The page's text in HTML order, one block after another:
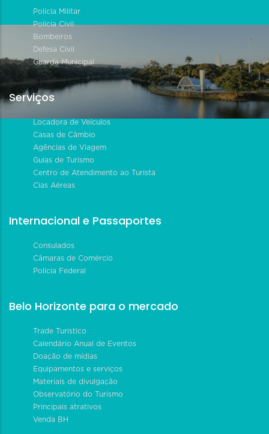
Polícia Militar
Polícia Civil
Bombeiros
Defesa Civil
Guarda Municipal
Serviços
Locadora de Veículos
Casas de Câmbio
Agências de Viagem
Guias de Turismo
Centro de Atendimento ao Turista
Cias Aéreas
Internacional e Passaportes
Consulados
Câmaras de Comércio
Polícia Federal
Belo Horizonte para o mercado
Trade Turístico
Calendário Anual de Eventos
Doação de mídias
Equipamentos e serviços
Materiais de divulgação
Observatório do Turismo
Principais atrativos
Venda BH